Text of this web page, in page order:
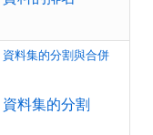
資料集的分割與合併
資料集的分割